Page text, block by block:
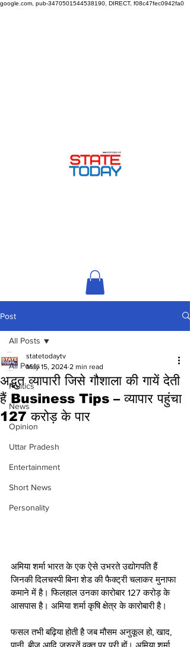
google.com, pub-3470501544538190, DIRECT, f08c47fec0942fa0
Post
All Posts
Politics
News
Opinion
Uttar Pradesh
Entertainment
Short News
Personality
All Posts
अद्भुत व्यापारी जिसे गौशाला की गायें देती
हैं Business Tips – व्यापार पहुंचा
127 करोड़ के पार
statetodaytv
May 15, 2024 2 min read
अमिया शर्मा भारत के एक ऐसे उभरते उद्योगपति हैं
जिनकी दिलचस्पी बिना शेड की फैक्ट्री चलाकर मुनाफा
कमाने में है। फिलहाल उनका कारोबार 127 करोड़ के
आसपास है। अमिया शर्मा कृषि क्षेत्र के कारोबारी है।
फसल तभी बढ़िया होती है जब मौसम अनुकूल हो, खाद,
पानी, बीज आदि जरुरतें वक्त पर पूरी हों। अमिया शर्मा